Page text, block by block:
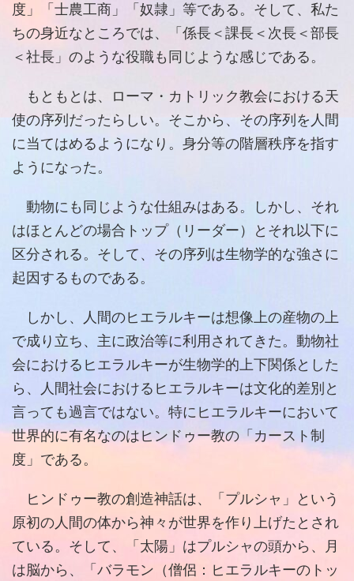
度」「士農工商」「奴隷」等である。そして、私た
ちの身近なところでは、「係長＜課長＜次長＜部長
＜社長」のような役職も同じような感じである。
もともとは、ローマ・カトリック教会における天
使の序列だったらしい。そこから、その序列を人間
に当てはめるようになり。身分等の階層秩序を指す
ようになった。
動物にも同じような仕組みはある。しかし、それ
はほとんどの場合トップ（リーダー）とそれ以下に
区分される。そして、その序列は生物学的な強さに
起因するものである。
しかし、人間のヒエラルキーは想像上の産物の上
で成り立ち、主に政治等に利用されてきた。動物社
会におけるヒエラルキーが生物学的上下関係とした
ら、人間社会におけるヒエラルキーは文化的差別と
言っても過言ではない。特にヒエラルキーにおいて
世界的に有名なのはヒンドゥー教の「カースト制
度」である。
ヒンドゥー教の創造神話は、「プルシャ」という
原初の人間の体から神々が世界を作り上げたとされ
ている。そして、「太陽」はプルシャの頭から、月
は脳から、「バラモン（僧侶：ヒエラルキーのトッ